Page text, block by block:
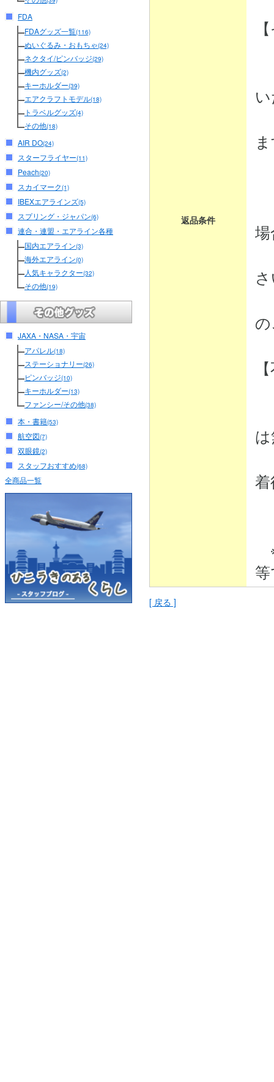
FDA
FDAグッズ一覧(116)
ぬいぐるみ・おもちゃ(24)
ネクタイ/ピンバッジ(29)
機内グッズ(2)
キーホルダー(39)
エアクラフトモデル(18)
トラベルグッズ(4)
その他(18)
AIR DO(24)
スターフライヤー(11)
Peach(20)
スカイマーク(1)
IBEXエアラインズ(5)
スプリング・ジャパン(6)
連合・連盟・エアライン各種
国内エアライン(3)
海外エアライン(0)
人気キャラクター(32)
その他(19)
JAXA・NASA・宇宙
アパレル(18)
ステーショナリー(26)
ピンバッジ(10)
キーホルダー(13)
ファンシー/その他(38)
本・書籍(53)
航空図(7)
双眼鏡(2)
スタッフおすすめ(68)
全商品一覧
返品条件
[ 戻る ]